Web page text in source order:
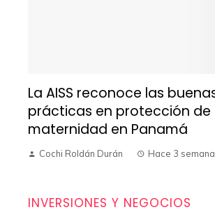
La AISS reconoce las
prácticas en protección de
maternidad en Panamá
Cochi Roldán Durán Hace 3
INVERSIONES Y NEGOCIOS